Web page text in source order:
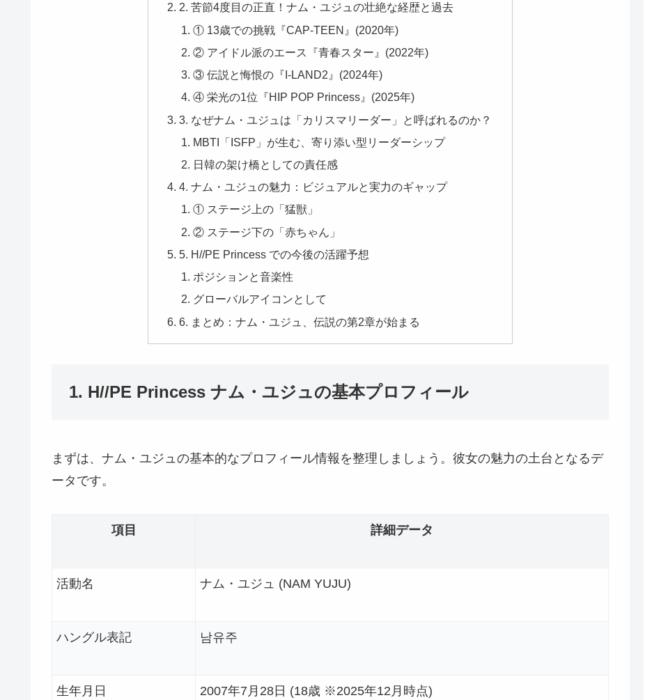
​2. 苦節4度目の正直！ナム・ユジュの壮絶な経歴と過去
​① 13歳での挑戦『CAP-TEEN』(2020年)
​② アイドル派のエース『青春スター』(2022年)
​③ 伝説と悔恨の『I-LAND2』(2024年)
​④ 栄光の1位『HIP POP Princess』(2025年)
​3. なぜナム・ユジュは「カリスマリーダー」と呼ばれるのか？
​MBTI「ISFP」が生む、寄り添い型リーダーシップ
​日韓の架け橋としての責任感
​4. ナム・ユジュの魅力：ビジュアルと実力のギャップ
​① ステージ上の「猛獣」
​② ステージ下の「赤ちゃん」
​5. H//PE Princess での今後の活躍予想
​ポジションと音楽性
​グローバルアイコンとして
​6. まとめ：ナム・ユジュ、伝説の第2章が始まる
​1. H//PE Princess ナム・ユジュの基本プロフィール
​まずは、ナム・ユジュの基本的なプロフィール情報を整理しましょう。彼女の魅力の土台となるデ
ータです。
項目 詳細データ
活動名 ナム・ユジュ (NAM YUJU)
ハングル表記 남유주
生年月日 2007年7月28日 (18歳 ※2025年12月時点)